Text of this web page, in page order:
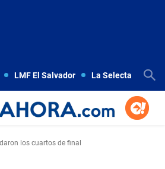
LMF El Salvador La Selecta
los cuartos de final